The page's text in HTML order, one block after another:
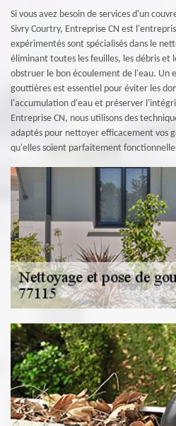
Si vous avez besoin de services d'un
Sivry Courtry, Entreprise CN est
expérimentés sont spécialisés dans le
éliminant toutes les feuilles, les débris et
obstruer le bon écoulement de l'eau. Un
gouttières est essentiel pour éviter les
l'accumulation d'eau et préserver
Entreprise CN, nous utilisons des
adaptés pour nettoyer efficacement vos
qu'elles soient parfaitement